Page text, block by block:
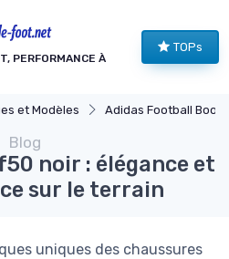
PERFORMANCE À
TOPs
et Modèles Adidas Football Boots
Blog
noir : élégance et
sur le terrain
uniques des chaussures